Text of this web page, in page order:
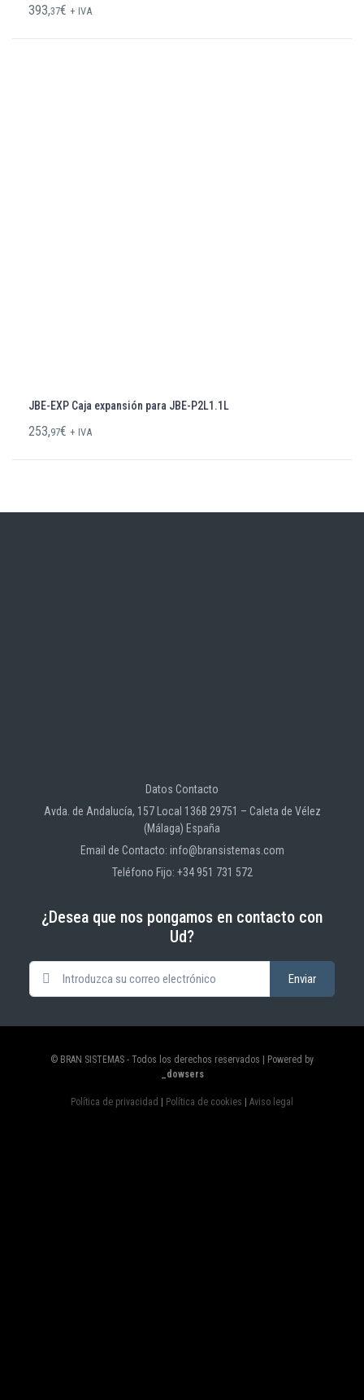
393,37€ + IVA
JBE-EXP Caja expansión para JBE-P2L1.1L
253,97€ + IVA
Datos Contacto
Avda. de Andalucía, 157 Local 136B 29751 – Caleta de Vélez
(Málaga) España
Email de Contacto: info@bransistemas.com
Teléfono Fijo: +34 951 731 572
¿Desea que nos pongamos en contacto con
Ud?
© BRAN SISTEMAS - Todos los derechos reservados | Powered by
_dowsers
Política de privacidad Política de cookies Aviso legal